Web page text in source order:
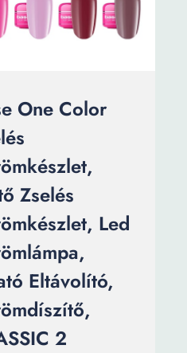
One Color
Zselés
Led
Eltávolító,
2